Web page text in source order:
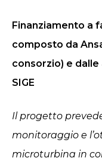
Finanziamento a
composto da
consorzio) e dalle
SIGE
Il progetto
monitoraggio e
microturbina in